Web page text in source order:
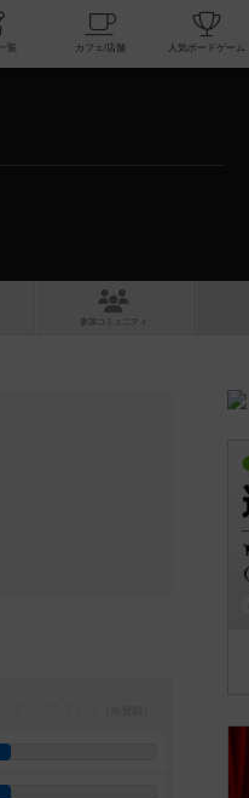
掲示板一覧 カフェ/店舗
コミュニティ